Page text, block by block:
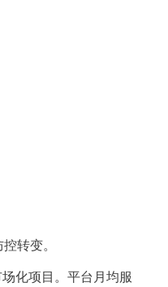
转变。
化项目。平台月均服